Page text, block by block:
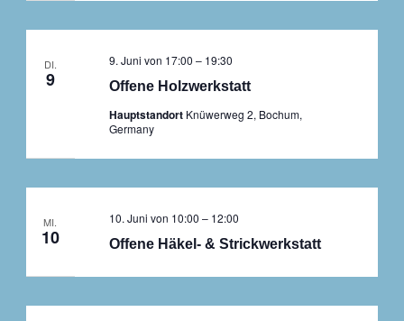
DI.
9 Offene Holzwerkstatt
9. Juni von 17:00 – 19:30
Hauptstandort Knüwerweg 2, Bochum,
Germany
MI.
10 Offene Häkel- & Strickwerkstatt
10. Juni von 10:00 – 12:00